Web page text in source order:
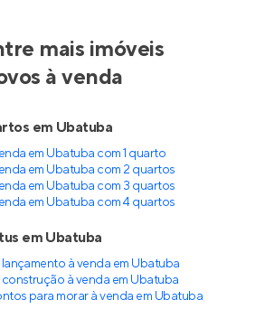
mais imóveis
à venda
em Ubatuba
em Ubatuba com 1 quarto
em Ubatuba com 2 quartos
em Ubatuba com 3 quartos
em Ubatuba com 4 quartos
em Ubatuba
à venda em Ubatuba
à venda em Ubatuba
para morar à venda em Ubatuba